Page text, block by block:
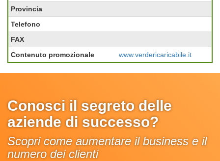
Provincia
Telefono
FAX
Contenuto promozionale
www.verdericaricabile.it
Conosci il segreto delle
aziende di successo?
Scopri come aumentare il business e il
numero dei clienti